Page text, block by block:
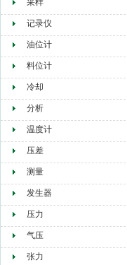
采样
记录仪
油位计
料位计
冷却
分析
温度计
压差
测量
发生器
压力
气压
张力